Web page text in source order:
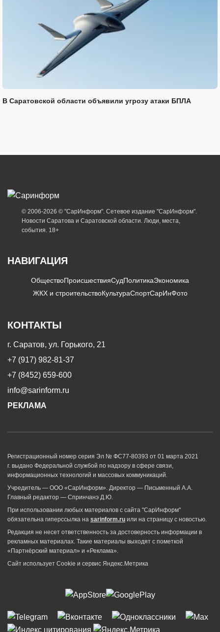
В Саратовской области объявили угрозу атаки БПЛА
© 2006-2026 © "СарИнформ". Сетевое издание "СарИнформ".
Новости Саратова и Саратовской области. Люди, места,
события. 18+
НАВИГАЦИЯ
ОбществоПроисшествияСудПолитикаЭкономика
ЖКХ и строительствоКультураСпортСарИнФото
КОНТАКТЫ
г. Саратов, ул. Горького, 21
+7 (917) 982-81-37
+7 (8452) 659-600
info@sarinform.ru
РЕКЛАМА
Регистрационный номер серия Эл № ФС77-80393 от 01 марта 2021
г. выдано Федеральной службой по надзору в сфере связи,
информационных технологий и массовых коммуникаций.
Учредитель — ООО «СарИнформ». Директор — Письменный А.А.
Главный редактор — Спринчанэ Д.Ю.
При использовании любых материалов с сайта "СарИнформ"
обязательна гиперссылка на sarinform.ru или на страницу с новостью.
Редакция не несет ответственность за достоверность информации в
рекламных материалах. Такие материалы выходят с пометкой
«Партнёрский материал» и «Реклама».
Сайт использует Cookie и сервиc Яндекс.Метрика